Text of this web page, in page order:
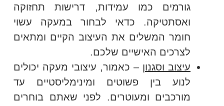
גורמים כמו עמידות, דרישות תחזוקה
ואסתטיקה. כדאי לבחור במעקה עשוי
חומר המשלים את העיצוב הקיים ומתאים
לצרכים האישיים שלכם.
עיצוב וסגנון– כאמור, עיצובי מעקה יכולים
לנוע בין פשוטים ומינימליסטיים עד
מורכבים ומעוטרים. לפני שאתם בוחרים